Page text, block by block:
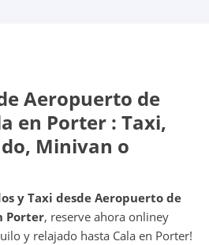
Aeropuerto de
en Porter : Taxi,
Minivan o
y Taxi desdeAeropuerto de
Porter, reserve ahora onliney
y relajado hasta Cala en Porter!